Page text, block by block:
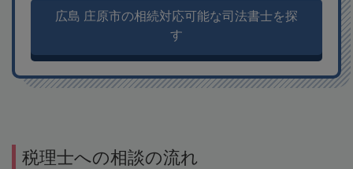
広島 庄原市の相続対応可能な司法書士を探
す
税理士への相談の流れ